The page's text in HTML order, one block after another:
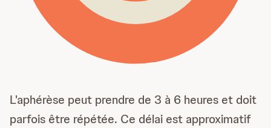
L'aphérèse peut prendre de 3 à 6 heures et doit
parfois être répétée. Ce délai est approximatif